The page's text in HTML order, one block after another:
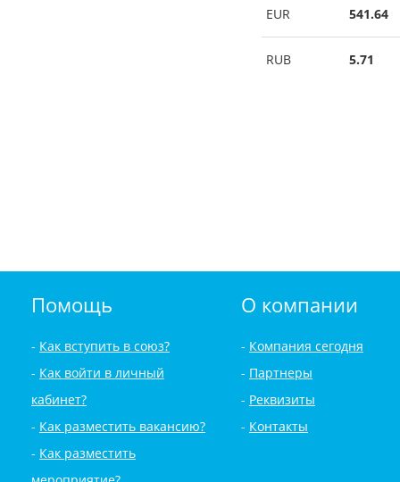
EUR 541.64
RUB 5.71
Помощь
Как вступить в союз?
Как войти в личный
кабинет?
Как разместить вакансию?
Как разместить
О компании
Компания сегодня
Партнеры
Реквизиты
Контакты